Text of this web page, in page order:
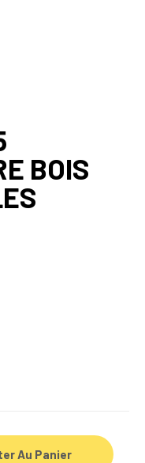
BOIS
Au Panier